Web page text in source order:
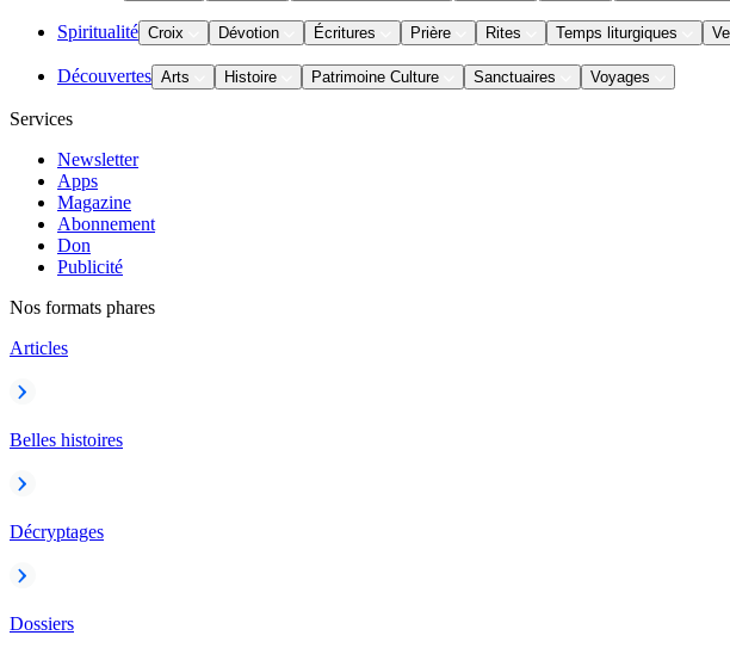
Spiritualité Croix Dévotion Écritures Prière Rites Temps liturgiques
Découvertes Arts Histoire Patrimoine Culture Sanctuaires Voyages
Services
Newsletter
Apps
Magazine
Abonnement
Don
Publicité
Nos formats phares
Articles
Belles histoires
Décryptages
Dossiers